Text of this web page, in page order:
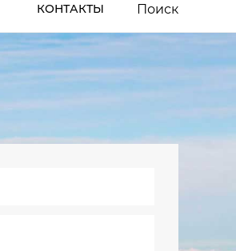
КОНТАКТЫ Поиск